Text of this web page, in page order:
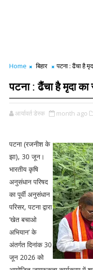
Home बिहार पटना : ढैंचा है
पटना : ढैंचा है मृदा का
आर्यावर्त डेस्क month ago
पटना (रजनीश के
झा), 30 जून।
भारतीय कृषि
अनुसंधान परिषद
का पूर्वी अनुसंधान
परिसर, पटना द्वारा
‘खेत बचाओ
अभियान’ के
अंतर्गत दिनांक 30
जून 2026 को